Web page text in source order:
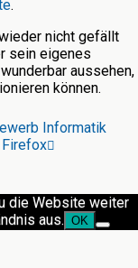
.
nicht gefällt
sein eigenes
aussehen,
können.
Informatik
Firefox
die Website weiter
aus. OK